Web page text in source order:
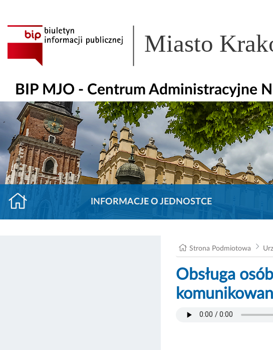
Miasto
BIP MJO - Centrum Administracyjne
INFORMACJE O JEDNOSTCE
Strona Podmiotowa
Obsługa